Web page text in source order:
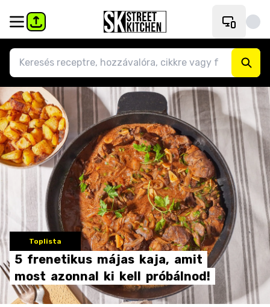
Toplista
5 frenetikus májas kaja, amit
most azonnal ki kell próbálnod!